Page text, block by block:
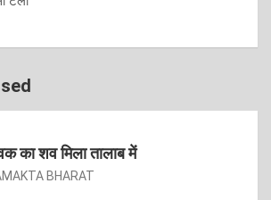
का शव मिला तालाब में
BHARAT